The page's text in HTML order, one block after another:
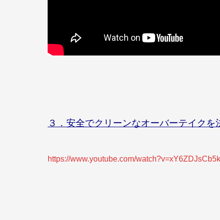
３ ．安全でクリーンなオーバーテイクを
https://www.youtube.com/watch?v=xY6ZDJsCb5k